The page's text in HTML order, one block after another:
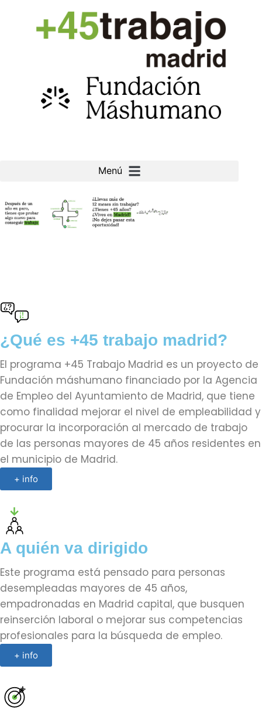
¿Qué es +45 trabajo madrid?
El programa +45 Trabajo Madrid es un proyecto de
Fundación máshumano financiado por la Agencia
de Empleo del Ayuntamiento de Madrid, que tiene
como finalidad mejorar el nivel de empleabilidad y
procurar la incorporación al mercado de trabajo
de las personas mayores de 45 años residentes en
el municipio de Madrid.
+ info
A quién va dirigido
Este programa está pensado para personas
desempleadas mayores de 45 años,
empadronadas en Madrid capital, que busquen
reinserción laboral o mejorar sus competencias
profesionales para la búsqueda de empleo.
+ info